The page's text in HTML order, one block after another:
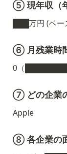
⑤ 現年収（
███万円 (ベ
⑥ 月残業時
0（
⑦ どの企業
Apple
⑧ 各企業の